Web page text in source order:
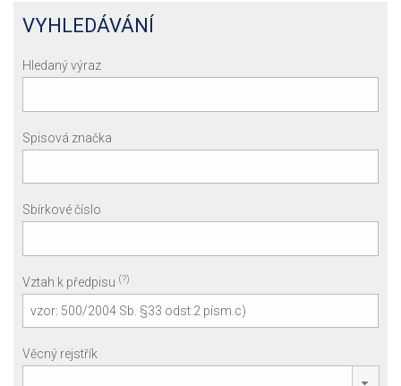
VYHLEDÁVÁNÍ
Hledaný výraz
Spisová značka
Sbírkové číslo
Vztah k předpisu (?)
Věcný rejstřík